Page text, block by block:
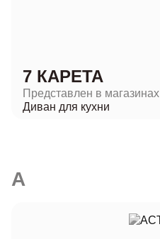
7 КАРЕТА
Представлен в магазинах
Диван для кухни
A